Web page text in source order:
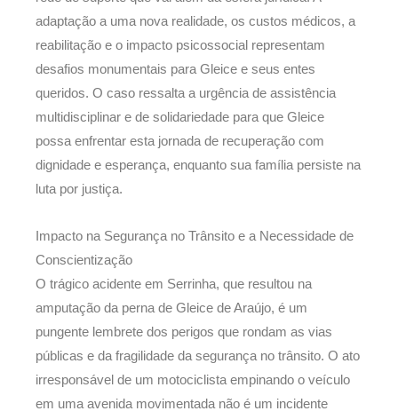
adaptação a uma nova realidade, os custos médicos, a
reabilitação e o impacto psicossocial representam
desafios monumentais para Gleice e seus entes
queridos. O caso ressalta a urgência de assistência
multidisciplinar e de solidariedade para que Gleice
possa enfrentar esta jornada de recuperação com
dignidade e esperança, enquanto sua família persiste na
luta por justiça.
Impacto na Segurança no Trânsito e a Necessidade de
Conscientização
O trágico acidente em Serrinha, que resultou na
amputação da perna de Gleice de Araújo, é um
pungente lembrete dos perigos que rondam as vias
públicas e da fragilidade da segurança no trânsito. O ato
irresponsável de um motociclista empinando o veículo
em uma avenida movimentada não é um incidente